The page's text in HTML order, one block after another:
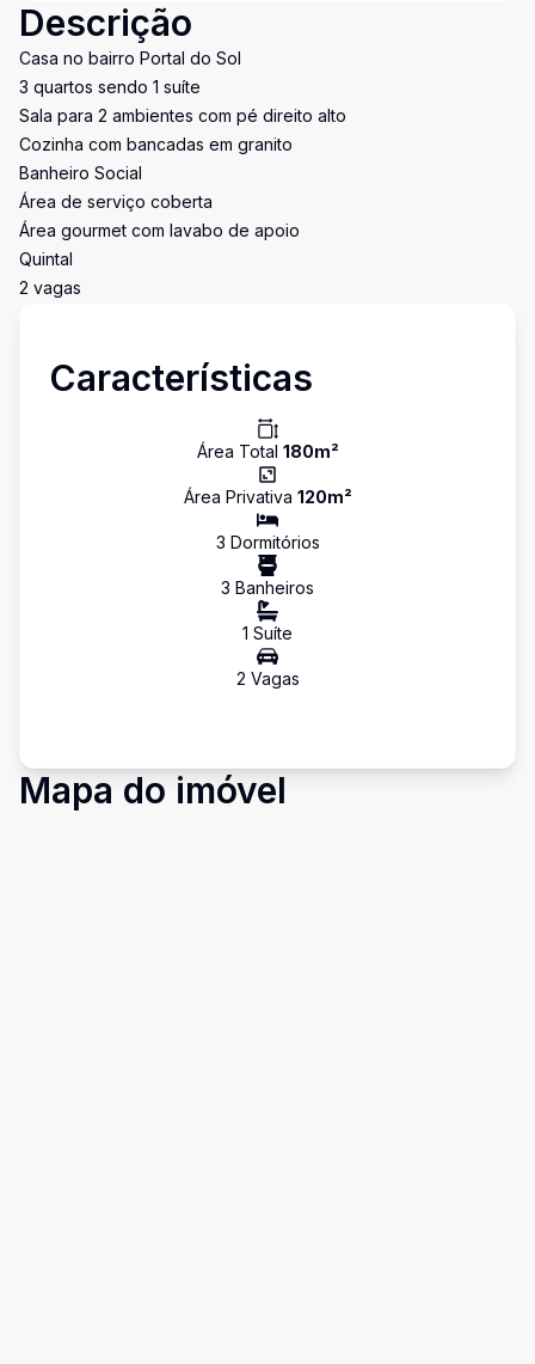
Descrição
Casa no bairro Portal do Sol
3 quartos sendo 1 suíte
Sala para 2 ambientes com pé direito alto
Cozinha com bancadas em granito
Banheiro Social
Área de serviço coberta
Área gourmet com lavabo de apoio
Quintal
2 vagas
Características
Área Total 180m²
Área Privativa 120m²
3 Dormitórios
3 Banheiros
1 Suíte
2 Vagas
Mapa do imóvel